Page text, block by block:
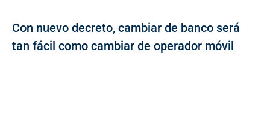
Con nuevo decreto, cambiar de banco será
tan fácil como cambiar de operador móvil